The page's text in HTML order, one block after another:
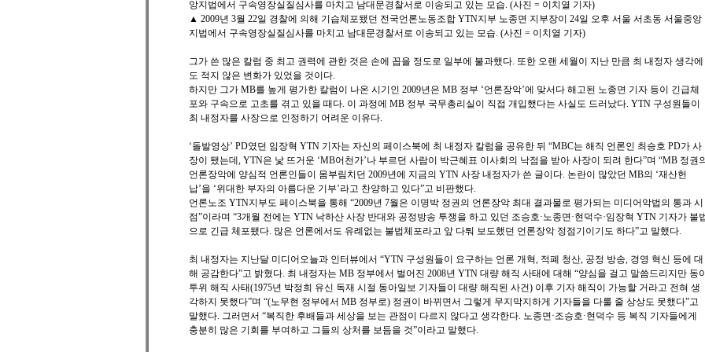
▲ 2009년 3월 22일 경찰에 의해 기습체포됐던 전국언론노동조합 YTN지부 노종면 지부장이 24일 오후 서울 서초동 서울중앙
지법에서 구속영장실질심사를 마치고 남대문경찰서로 이송되고 있는 모습. (사진 = 이치열 기자)
그가 쓴 많은 칼럼 중 최고 권력에 관한 것은 손에 꼽을 정도로 일부에 불과했다. 또한 오랜 세월이 지난 만큼 최 내정자 생각에
도 적지 않은 변화가 있었을 것이다.
하지만 그가 MB를 높게 평가한 칼럼이 나온 시기인 2009년은 MB 정부 ‘언론장악’에 맞서다 해고된 노종면 기자 등이 긴급체
포와 구속으로 고초를 겪고 있을 때다. 이 과정에 MB 정부 국무총리실이 직접 개입했다는 사실도 드러났다. YTN 구성원들이
최 내정자를 사장으로 인정하기 어려운 이유다.
‘돌발영상’ PD였던 임장혁 YTN 기자는 자신의 페이스북에 최 내정자 칼럼을 공유한 뒤 “MBC는 해직 언론인 최승호 PD가 사
장이 됐는데, YTN은 낯 뜨거운 ‘MB어천가’나 부르던 사람이 박근혜표 이사회의 낙점을 받아 사장이 되려 한다”며 “MB 정권의
언론장악에 양심적 언론인들이 몸부림치던 2009년에 지금의 YTN 사장 내정자가 쓴 글이다. 논란이 많았던 MB의 ‘재산헌
납’을 ‘위대한 부자의 아름다운 기부’라고 찬양하고 있다”고 비판했다.
언론노조 YTN지부도 페이스북을 통해 “2009년 7월은 이명박 정권의 언론장악 최대 결과물로 평가되는 미디어악법의 통과 시
점”이라며 “3개월 전에는 YTN 낙하산 사장 반대와 공정방송 투쟁을 하고 있던 조승호·노종면·현덕수·임장혁 YTN 기자가 불
으로 긴급 체포됐다. 많은 언론에서도 유례없는 불법체포라고 앞 다퉈 보도했던 언론장악 정점기이기도 하다”고 말했다.
최 내정자는 지난달 미디어오늘과 인터뷰에서 “YTN 구성원들이 요구하는 언론 개혁, 적폐 청산, 공정 방송, 경영 혁신 등에 대
해 공감한다”고 밝혔다. 최 내정자는 MB 정부에서 벌어진 2008년 YTN 대량 해직 사태에 대해 “양심을 걸고 말씀드리지만 동
투위 해직 사태(1975년 박정희 유신 독재 시절 동아일보 기자들이 대량 해직된 사건) 이후 기자 해직이 가능할 거라고 전혀 생
각하지 못했다”며 “(노무현 정부에서 MB 정부로) 정권이 바뀌면서 그렇게 무지막지하게 기자들을 다룰 줄 상상도 못했다”고
말했다. 그러면서 “복직한 후배들과 세상을 보는 관점이 다르지 않다고 생각한다. 노종면·조승호·현덕수 등 복직 기자들에게
충분히 많은 기회를 부여하고 그들의 상처를 보듬을 것”이라고 말했다.